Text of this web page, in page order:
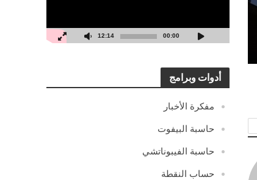
00:00
12:14
أدوات وبرامج
مفكرة الأخبار
حاسبة البيفوت
حاسبة الفيبوناتشي
حساب النقطة